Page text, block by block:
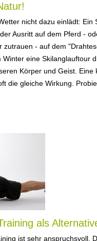
nicht dazu einlädt: Ein
Ausritt auf dem Pferd -
zutrauen - auf dem
Winter eine Skilanglauftour
Körper und Geist. Eine
die gleiche Wirkung.
als
ist sehr anspruchsvoll.